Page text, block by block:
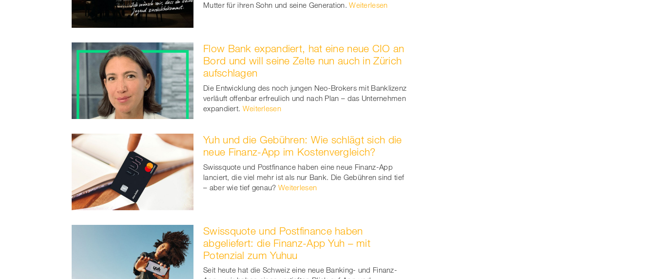
Mutter für ihren Sohn und seine Generation. Weiterlesen
Flow Bank expandiert, hat eine neue CIO an
Bord und will seine Zelte nun auch in Zürich
aufschlagen
Die Entwicklung des noch jungen Neo-Brokers mit Banklizenz
verläuft offenbar erfreulich und nach Plan – das Unternehmen
expandiert. Weiterlesen
Yuh und die Gebühren: Wie schlägt sich die
neue Finanz-App im Kostenvergleich?
Swissquote und Postfinance haben eine neue Finanz-App
lanciert, die viel mehr ist als nur Bank. Die Gebühren sind tief
– aber wie tief genau? Weiterlesen
Swissquote und Postfinance haben
abgeliefert: die Finanz-App Yuh – mit
Potenzial zum Yuhuu
Seit heute hat die Schweiz eine neue Banking- und Finanz-